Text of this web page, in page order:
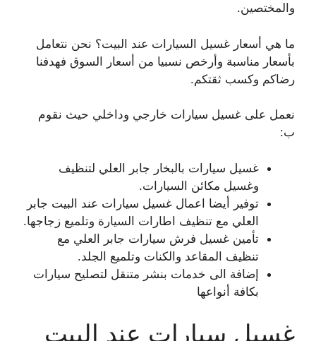
والمختصين.
ما هي أسعار غسيل السيارات عند البيت؟ نحن نتعامل
بأسعار مناسبة وأرخص نسبيا من أسعار السوق فهدفنا
رضاكم وكسب ثقتكم.
نعمل على غسيل سيارات خارجي وداخلي حيث نقوم
ب:
غسيل سيارات بالبخار جابر العلي لتنظيف
وغسيل مكائن السيارات.
توفير أيضا اعمال غسيل سيارات عند البيت جابر
العلي مع تنظيف اطارات السيارة وتلميع زجاجها.
تأمين غسيل فرش سيارات جابر العلي مع
تنظيف المقاعد والكنات وتلميع الجلد.
إضافة الى خدمات بنشر متنقل لتصليح سيارات
بكافة أنواعها
غسيل سيارات عند البيت